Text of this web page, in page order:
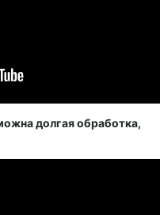
долгая обработка,